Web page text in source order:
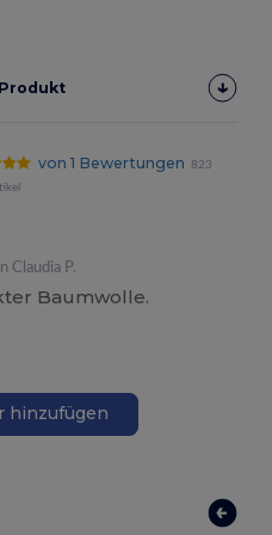
von 1 Bewertungen
823
Claudia P.
Baumwolle.
hinzufügen